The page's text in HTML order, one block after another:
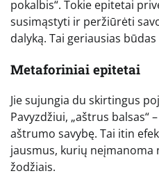
pokalbis“. Tokie epitetai
susimąstyti ir peržiūrėti
dalyką. Tai geriausias
Metaforiniai epitetai
Jie sujungia du skirtingus
Pavyzdžiui, „aštrus balsas“
aštrumo savybę. Tai itin
jausmus, kurių neįmanoma
žodžiais.